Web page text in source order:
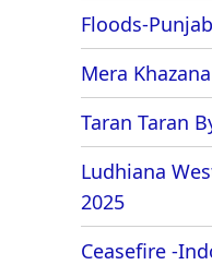
Floods-
Mera
Taran Taran
Ludhiana
2025
Ceasefire -